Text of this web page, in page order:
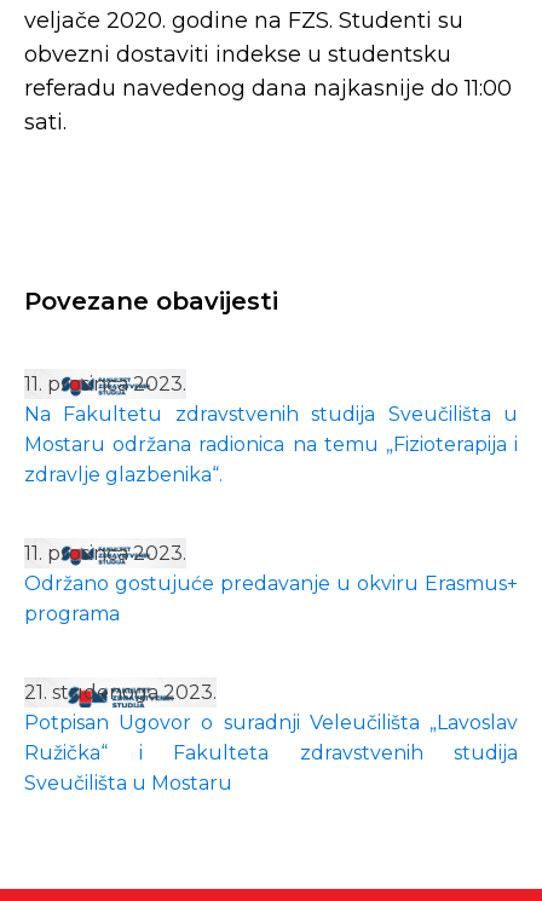
veljače 2020. godine na FZS. Studenti su
obvezni dostaviti indekse u studentsku
referadu navedenog dana najkasnije do 11:00
sati.
Povezane obavijesti
11. prosinca 2023.
Na Fakultetu zdravstvenih studija Sveučilišta u
Mostaru održana radionica na temu „Fizioterapija i
zdravlje glazbenika“.
11. prosinca 2023.
Održano gostujuće predavanje u okviru Erasmus+
programa
21. studenoga 2023.
Potpisan Ugovor o suradnji Veleučilišta „Lavoslav
Ružička“ i Fakulteta zdravstvenih studija
Sveučilišta u Mostaru